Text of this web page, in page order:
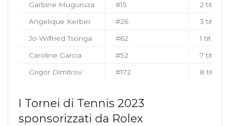
Garbine Muguruza #15 2 titoli
Angelique Kerber #26 3 titoli
Jo-Wilfried Tsonga #62 1 titolo
Caroline Garcia #52 7 titoli
Grigor Dimitrov #172 8 titoli
I Tornei di Tennis 2023
sponsorizzati da Rolex